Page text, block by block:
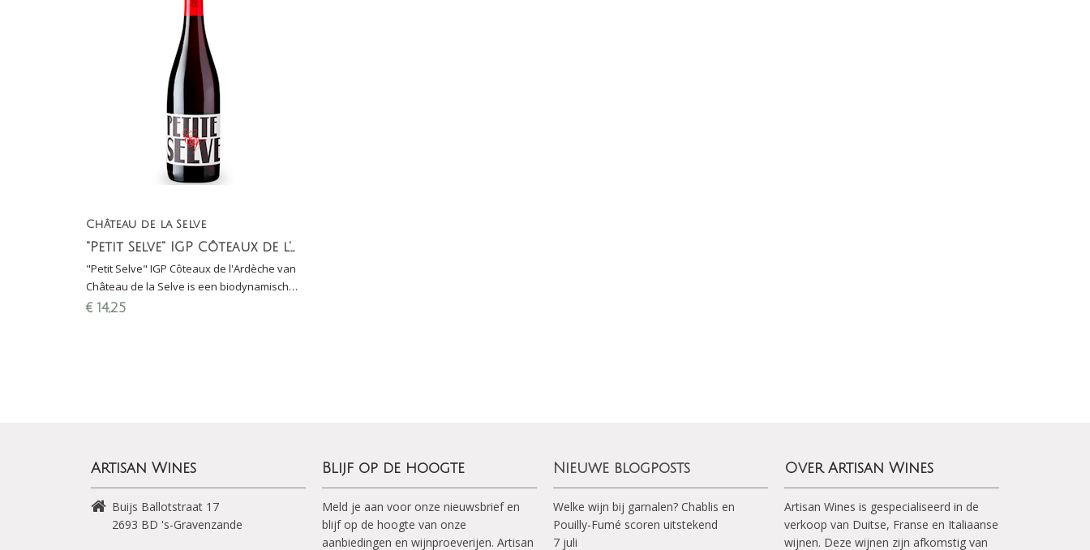
Château de la Selve
"Petit Selve" IGP Côteaux de l'Ardèche
"Petit Selve" IGP Côteaux de l'Ardèche van
Château de la Selve is een biodynamische
rode wijn gemaakt van Cinsault, Grenache
€ 14,25
Artisan Wines
Buijs Ballotstraat 17
2693 BD 's-Gravenzande
Blijf op de hoogte
Meld je aan voor onze nieuwsbrief en
blijf op de hoogte van onze
aanbiedingen en wijnproeverijen. Artisan
Nieuwe blogposts
Welke wijn bij garnalen? Chablis en
Pouilly-Fumé scoren uitstekend
7 juli
Over Artisan Wines
Artisan Wines is gespecialiseerd in de
verkoop van Duitse, Franse en Italiaanse
wijnen. Deze wijnen zijn afkomstig van